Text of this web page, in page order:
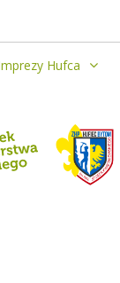
Hufca